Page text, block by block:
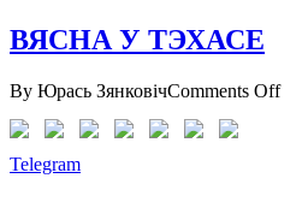
ВЯСНА У ТЭХАСЕ
By Юрась ЗянковічComments Offon
Telegram